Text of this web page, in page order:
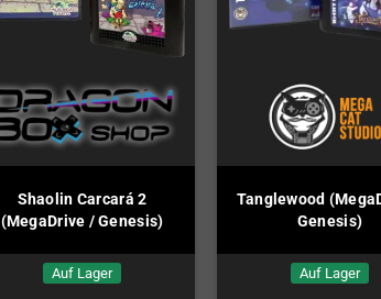
Shaolin Carcará 2
(MegaDrive / Genesis)
Auf Lager
Tanglewood
Genesis)
Auf Lager